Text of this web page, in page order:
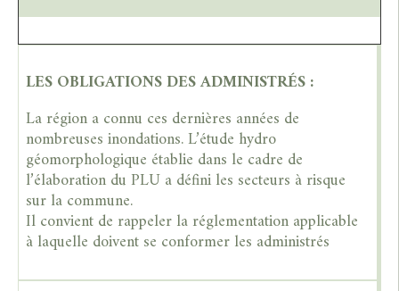
LES OBLIGATIONS DES ADMINISTRÉS :
La région a connu ces dernières années de
nombreuses inondations. L’étude hydro
géomorphologique établie dans le cadre de
l’élaboration du PLU a défini les secteurs à risque
sur la commune.
Il convient de rappeler la réglementation applicable
à laquelle doivent se conformer les administrés